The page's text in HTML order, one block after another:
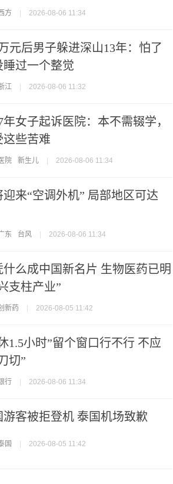
方 | 2026-08-06 11:34
元后男子躲进深山13年：怕了
睡过一个整觉
江 | 2026-08-06 11:32
女子起诉医院：本不需辍学，
这些苦难
院 新生儿 | 2026-08-06 11:34
迎来“空调外机” 局部地区可达
东 台风 | 2026-08-06 11:34
么成中国新名片 生物医药已明
支柱产业”
新药 | 2026-08-05 11:42
1.5小时”留个窗口行不行 不应
切”
行 | 2026-08-06 11:34
游客被拒登机 泰国机场致歉
国 | 2026-08-05 11:42